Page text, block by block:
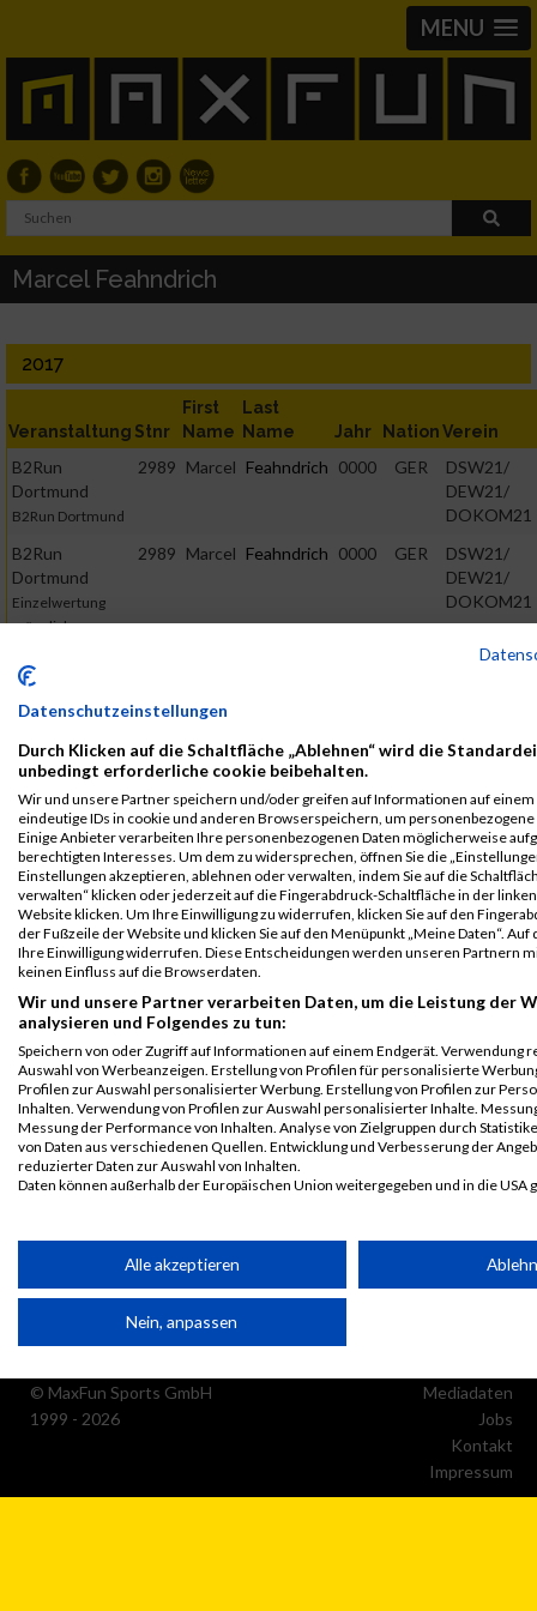
MENU
Marcel Feahndrich
2017
Veranstaltung Stnr
First
Name
Last
Name
Jahr NationVerein
B2Run
Dortmund
B2Run Dortmund
2989 Marcel Feahndrich 0000 GER
DSW21/
DEW21/
DOKOM21
B2Run
Dortmund
Einzelwertung
männlich
2989 Marcel Feahndrich 0000 GER
DSW21/
DEW21/
DOKOM21
B2Run
Dortmund
Teamwertung
DSW21/
B2Run
Dortmund
Teamwertung
mixed
2989 Marcel Feahndrich 0000
DEW21/
DOKOM21
Legende:
GPos = Geschlechter Position, KPos = Kategorie Position, TPos =
Team Position, DNS = Did not start, DNF = Did not finish, DQ =
Disqualifiziert
© MaxFun Sports GmbH
1999 - 2026
Mediadaten
Jobs
Kontakt
Impressum
Datenschutzeinstellungen
Durch Klicken auf die Schaltfläche „Ablehnen“ wird die
unbedingt erforderliche cookie beibehalten.
Wir und unsere Partner speichern und/oder greifen auf Informationen auf einem
eindeutige IDs in cookie und anderen Browserspeichern, um
Einige Anbieter verarbeiten Ihre personenbezogenen Daten möglicherweise
berechtigten Interesses. Um dem zu widersprechen, öffnen Sie die
Einstellungen akzeptieren, ablehnen oder verwalten, indem Sie auf die
verwalten“ klicken oder jederzeit auf die Fingerabdruck-Schaltfläche in der
Website klicken. Um Ihre Einwilligung zu widerrufen, klicken Sie auf den
der Fußzeile der Website und klicken Sie auf den Menüpunkt „Meine Daten“. Auf
Ihre Einwilligung widerrufen. Diese Entscheidungen werden unseren Partnern
keinen Einfluss auf die Browserdaten.
Wir und unsere Partner verarbeiten Daten, um die Leistung der
analysieren und Folgendes zu tun:
Speichern von oder Zugriff auf Informationen auf einem Endgerät. Verwendung
Auswahl von Werbeanzeigen. Erstellung von Profilen für personalisierte
Profilen zur Auswahl personalisierter Werbung. Erstellung von Profilen zur
Inhalten. Verwendung von Profilen zur Auswahl personalisierter Inhalte.
Messung der Performance von Inhalten. Analyse von Zielgruppen durch
von Daten aus verschiedenen Quellen. Entwicklung und Verbesserung der
reduzierter Daten zur Auswahl von Inhalten.
Daten können außerhalb der Europäischen Union weitergegeben und in die USA
Partnerliste anzeigen (1 IAB-Anbieter)
Wir nutzen Ihre Daten für folgende Zwecke:
IAB-Verarbeitungszwecke:
Speichern von oder Zugriff auf Informationen auf einem
Verwendung reduzierter Daten zur Auswahl von
Alle akzeptieren
Nein, anpassen